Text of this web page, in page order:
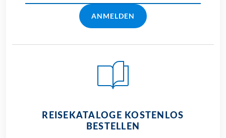
ANMELDEN
REISEKATALOGE KOSTENLOS
BESTELLEN